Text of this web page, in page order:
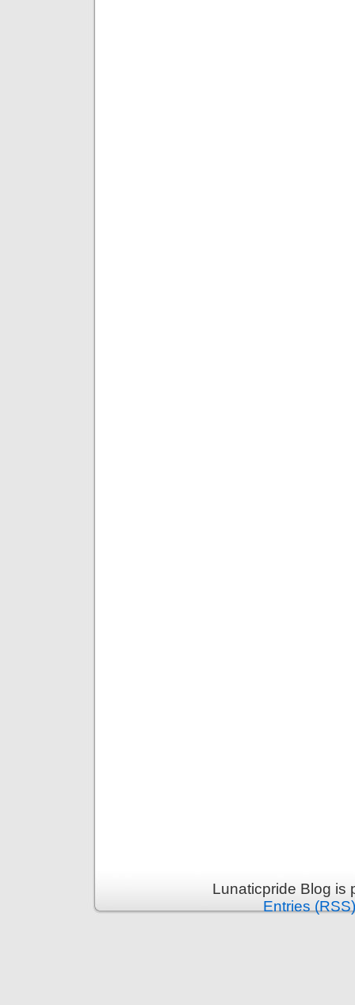
Lunaticpride Blog is
Entries (RSS)